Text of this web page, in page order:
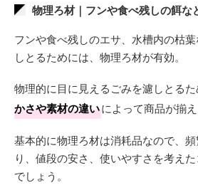
物理ろ材｜フンや食べ残しの餌な
フンや食べ残しのエサ、水槽内の枯
しとるためには、物理ろ材が有効。
物理的に目に見えるごみを濾しとるた
かさや素材の違いによって商品が揃え
基本的に物理ろ材は消耗品なので、
り、値段の安さ、使いやすさを考え
でしょう。